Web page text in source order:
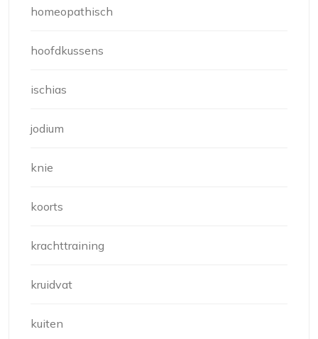
homeopathisch
hoofdkussens
ischias
jodium
knie
koorts
krachttraining
kruidvat
kuiten